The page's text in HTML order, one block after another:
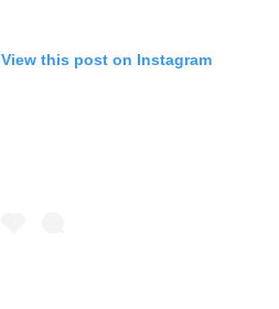
View this post on Instagram